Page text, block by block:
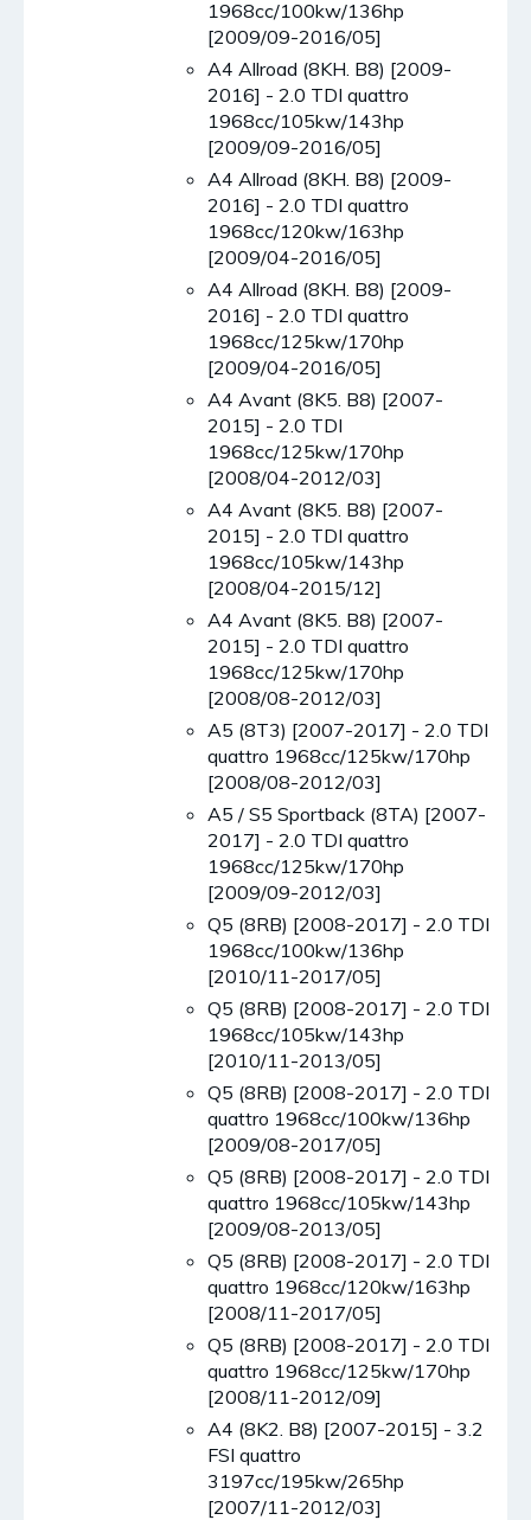
1968cc/100kw/136hp
[2009/09-2016/05]
A4 Allroad (8KH. B8) [2009-
2016] - 2.0 TDI quattro
1968cc/105kw/143hp
[2009/09-2016/05]
A4 Allroad (8KH. B8) [2009-
2016] - 2.0 TDI quattro
1968cc/120kw/163hp
[2009/04-2016/05]
A4 Allroad (8KH. B8) [2009-
2016] - 2.0 TDI quattro
1968cc/125kw/170hp
[2009/04-2016/05]
A4 Avant (8K5. B8) [2007-
2015] - 2.0 TDI
1968cc/125kw/170hp
[2008/04-2012/03]
A4 Avant (8K5. B8) [2007-
2015] - 2.0 TDI quattro
1968cc/105kw/143hp
[2008/04-2015/12]
A4 Avant (8K5. B8) [2007-
2015] - 2.0 TDI quattro
1968cc/125kw/170hp
[2008/08-2012/03]
A5 (8T3) [2007-2017] - 2.0 TDI
quattro 1968cc/125kw/170hp
[2008/08-2012/03]
A5 / S5 Sportback (8TA) [2007-
2017] - 2.0 TDI quattro
1968cc/125kw/170hp
[2009/09-2012/03]
Q5 (8RB) [2008-2017] - 2.0 TDI
1968cc/100kw/136hp
[2010/11-2017/05]
Q5 (8RB) [2008-2017] - 2.0 TDI
1968cc/105kw/143hp
[2010/11-2013/05]
Q5 (8RB) [2008-2017] - 2.0 TDI
quattro 1968cc/100kw/136hp
[2009/08-2017/05]
Q5 (8RB) [2008-2017] - 2.0 TDI
quattro 1968cc/105kw/143hp
[2009/08-2013/05]
Q5 (8RB) [2008-2017] - 2.0 TDI
quattro 1968cc/120kw/163hp
[2008/11-2017/05]
Q5 (8RB) [2008-2017] - 2.0 TDI
quattro 1968cc/125kw/170hp
[2008/11-2012/09]
A4 (8K2. B8) [2007-2015] - 3.2
FSI quattro
3197cc/195kw/265hp
[2007/11-2012/03]